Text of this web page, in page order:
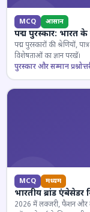
MCQ आसान
पद्म पुरस्कार: भारत के
पद्म पुरस्कारों की श्रेणियों,
विशेषताओं का ज्ञान परखें।
पुरस्कार और सम्मान
MCQ मध्यम
भारतीय ब्रांड एंबेसेडर
2026 में लक्जरी, फैशन और